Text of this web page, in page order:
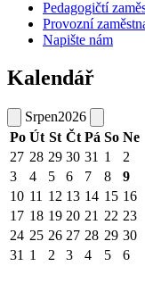
Pedagogičtí
Provozní
Napište nám
Kalendář
Srpen2026
Po Út St Čt Pá So Ne
27 28 29 30 31 1
2
3
4 5 6 7 8
9
10 11 12 13 14 15 16
17 18 19 20 21 22 23
24 25 26 27 28 29 30
31 1 2 3 4 5 6